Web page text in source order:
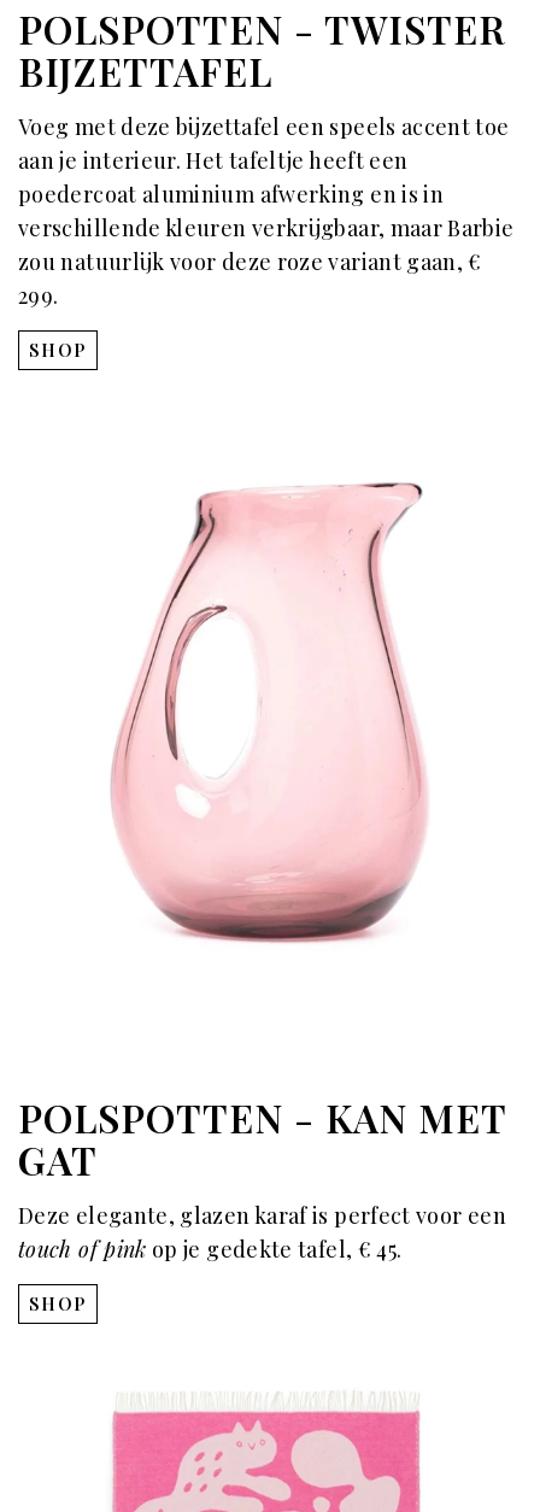
POLSPOTTEN - TWISTER
BIJZETTAFEL
Voeg met deze bijzettafel een speels accent toe
aan je interieur. Het tafeltje heeft een
poedercoat aluminium afwerking en is in
verschillende kleuren verkrijgbaar, maar Barbie
zou natuurlijk voor deze roze variant gaan, €
299.
SHOP
POLSPOTTEN - KAN MET
GAT
Deze elegante, glazen karaf is perfect voor een
touch of pink op je gedekte tafel, € 45.
SHOP